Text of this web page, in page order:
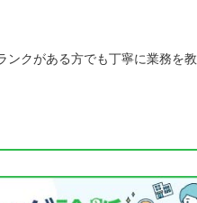
ンクがある方でも丁寧に業務を教